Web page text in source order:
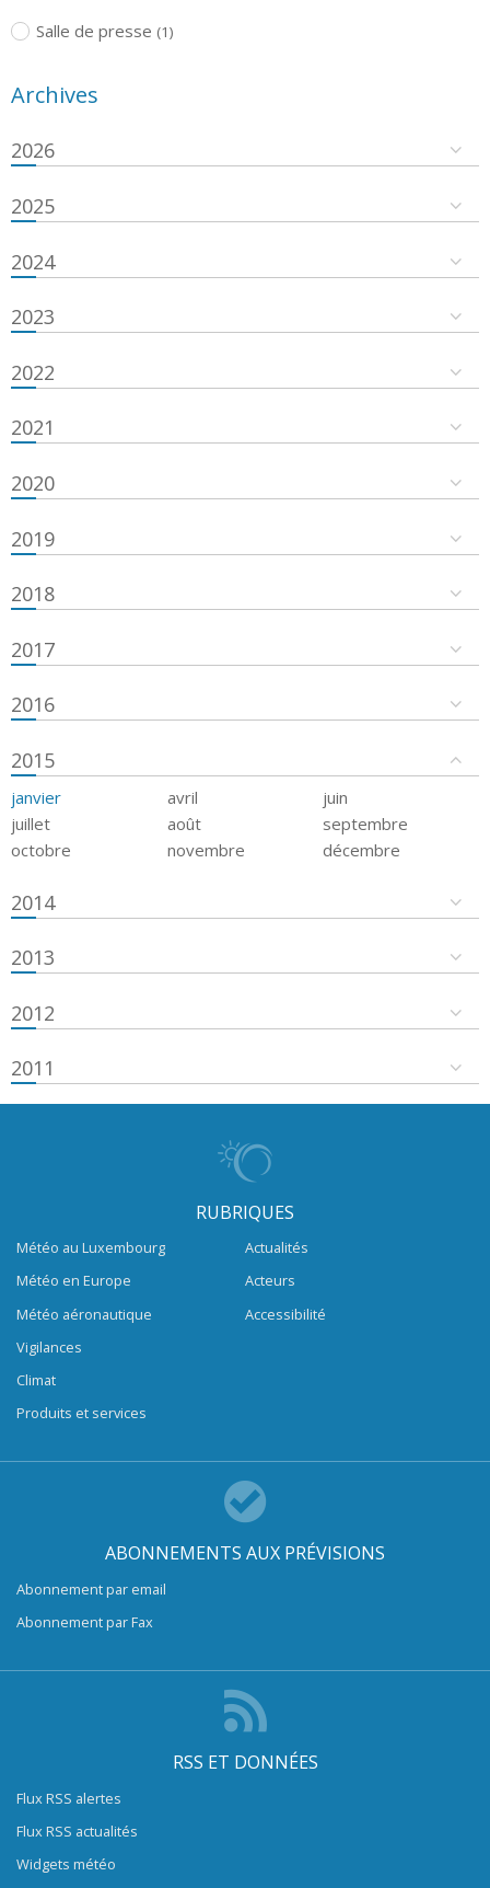
Salle de presse (1)
Archives
2026
2025
2024
2023
2022
2021
2020
2019
2018
2017
2016
2015
janvier avril
juin
juillet
août
septembre
octobre
novembre décembre
2014
2013
2012
2011
RUBRIQUES
Météo au Luxembourg
Météo en Europe
Météo aéronautique
Vigilances
Climat
Produits et services
Actualités
Acteurs
Accessibilité
ABONNEMENTS AUX PRÉVISIONS
Abonnement par email
Abonnement par Fax
RSS ET DONNÉES
Flux RSS alertes
Flux RSS actualités
Widgets météo